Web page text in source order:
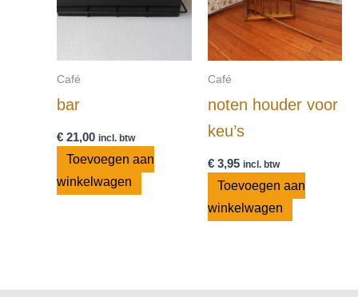
Café
bar
€ 21,00 incl. btw
Toevoegen aan
winkelwagen
Café
noten houder voor
keu’s
€3,95 incl. btw
Toevoegen aan
winkelwagen